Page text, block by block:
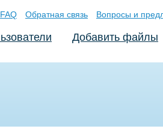
FAQ Обратная связь Вопросы и
Добавить файлы